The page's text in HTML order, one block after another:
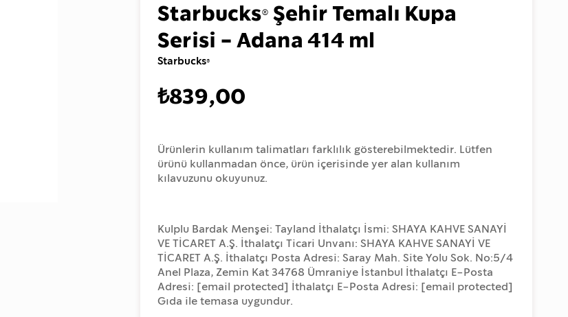
Starbucks® Şehir Temalı Kupa
Serisi - Adana 414 ml
Starbucks®
₺839,00
Ürünlerin kullanım talimatları farklılık gösterebilmektedir. Lütfen
ürünü kullanmadan önce, ürün içerisinde yer alan kullanım
kılavuzunu okuyunuz.
Kulplu Bardak Menşei: Tayland İthalatçı İsmi: SHAYA KAHVE SANAYİ
VE TİCARET A.Ş. İthalatçı Ticari Unvanı: SHAYA KAHVE SANAYİ VE
TİCARET A.Ş. İthalatçı Posta Adresi: Saray Mah. Site Yolu Sok. No:5/4
Anel Plaza, Zemin Kat 34768 Ümraniye İstanbul İthalatçı E-Posta
Adresi: [email protected] İthalatçı E-Posta Adresi: [email protected]
Gıda ile temasa uygundur.